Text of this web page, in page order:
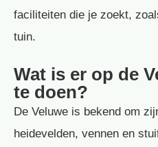
faciliteiten die je zoekt,
tuin.
Wat is er op de
te doen?
De Veluwe is bekend om
heidevelden, vennen en